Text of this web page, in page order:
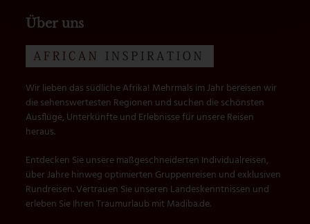
Über uns
Wir lieben das südliche Afrika! Mehrmals im Jahr bereisen wir
die sehenswertesten Regionen und suchen die schönsten
Ausflüge, Unterkünfte und Erlebnisse für unsere Reisen
heraus.
Entdecken Sie unsere maßgeschneiderten Individualreisen,
über Jahre hinweg optimierten Gruppenreisen und exklusiven
Rundreisen. Vertrauen Sie unseren Landeskenntnissen und
erleben Sie Ihren Traumurlaub mit Madiba.de.